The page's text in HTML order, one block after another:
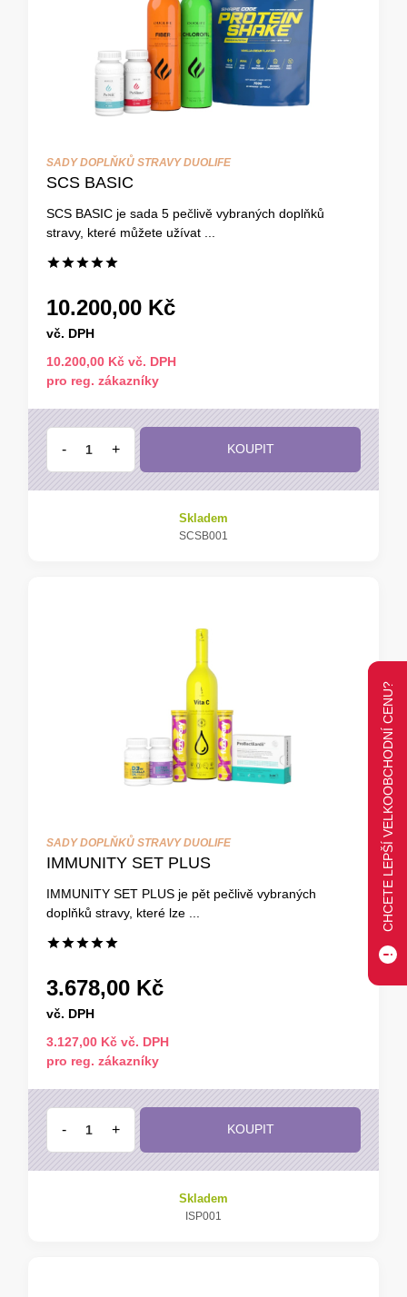
SADY DOPLŇKŮ STRAVY DUOLIFE
SCS BASIC
SCS BASIC je sada 5 pečlivě vybraných doplňků
stravy, které můžete užívat ...
10.200,00 Kč
vč. DPH
10.200,00 Kč vč. DPH
pro reg. zákazníky
- + KOUPIT
Skladem
SCSB001
SADY DOPLŇKŮ STRAVY DUOLIFE
IMMUNITY SET PLUS
IMMUNITY SET PLUS je pět pečlivě vybraných
doplňků stravy, které lze ...
3.678,00 Kč
vč. DPH
3.127,00 Kč vč. DPH
pro reg. zákazníky
- + KOUPIT
Skladem
ISP001
CHCETE LEPŠÍ VELKOOBCHODNÍ CENU?